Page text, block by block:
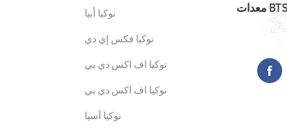
نوكيا أبيا
نوكيا فكس إي دي
نوكيا اف اكس دي بي
نوكيا اف اكس دي بي
نوكيا آسيا
معدات BTS عالية الجودة ومصنع معدات